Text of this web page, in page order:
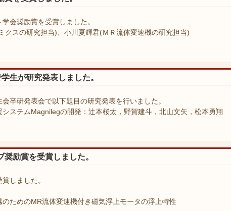
会奨励賞を受賞しました。
クスの研究担当)、小川夏輝君(ＭＲ流体変速機の研究担当)
生が研究発表しました。
卒研発表会で以下題目の研究発表を行いました。
システムMagnilegの開発：辻本桜太，野賀建斗，北山文矢，松本勇翔
励賞を受賞しました。
しました。
ためのMR流体変速機付き磁気浮上モータの浮上特性